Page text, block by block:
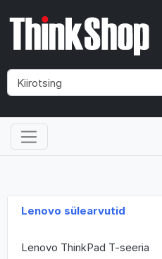
Lenovo sülearvutid
Lenovo ThinkPad T-seeria